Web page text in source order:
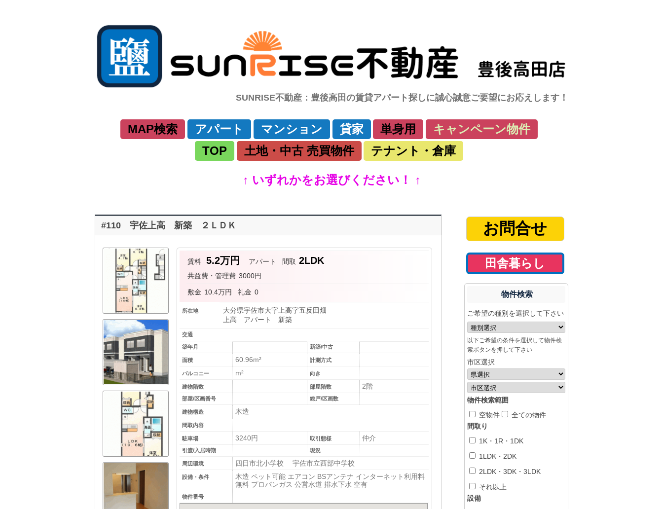
SUNRISE不動産：豊後高田の賃貸アパート探しに誠心誠意ご要望にお応えします！
コ
ン
ツ
へ
移
MAP検索 アパート マンション 貸家 単身用
キャンペーン物件
TOP
土地・中古 売買物件 テナント・倉庫
↑ いずれかをお選びください！ ↑
#110 宇佐上高 新築 ２ＬＤＫ
賃料 5.2万円 アパート 間取 2LDK
共益費・管理費 3000円
敷金 10.4万円 礼金 0
所在地
大分県宇佐市大字上高字五反田畑
上高 アパート 新築
交通
築年月 新築/中古
面積 60.96m² 計測方式
バルコニー m² 向き
建物階数 部屋階数 2階
部屋/区画番号 総戸/区画数
建物構造 木造
間取内容
駐車場 3240円 取引態様 仲介
引渡/入居時期 現況
周辺環境 四日市北小学校 宇佐市立西部中学校
設備・条件
木造 ペット可能 エアコン BSアンテナ インターネット利用料
無料 プロパンガス 公営水道 排水下水 空有
物件番号
お問合せ
田舎暮らし
物件検索
ご希望の種別を選択して下さい
以下ご希望の条件を選択して物件検
索ボタンを押して下さい
市区選択
物件検索範囲
空物件
全ての物件
間取り
1K・1R・1DK
1LDK・2DK
2LDK・3DK・3LDK
それ以上
設備